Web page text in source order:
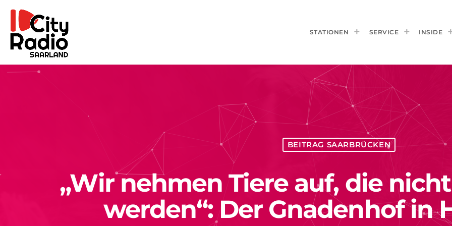
STATIONEN SERVICE INSIDE
BEITRAG SAARBRÜCKEN
„Wir nehmen Tiere auf, die
werden“: Der Gnadenhof in